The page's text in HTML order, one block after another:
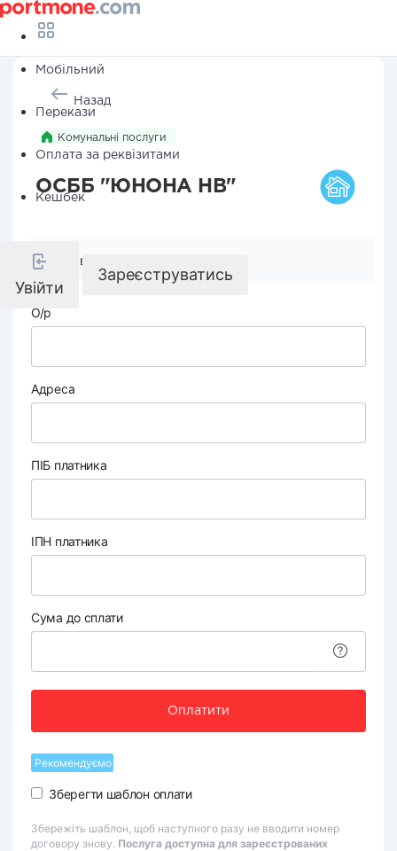
Мобільний
Перекази
Оплата за реквізитами
Кешбек
Увійти
Зареєструватись
Назад
Комунальні послуги
ОСББ "ЮНОНА НВ"
Реквізити компанії
О/р
Адреса
ПІБ платника
ІПН платника
Сума до сплати
Оплатити
Рекомендуємо
Зберегти шаблон оплати
Збережіть шаблон, щоб наступного разу не вводити номер
договору знову. Послуга доступна для зареєстрованих